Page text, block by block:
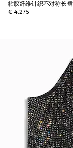
粘胶纤维针织不对称长裙
€ 4.275